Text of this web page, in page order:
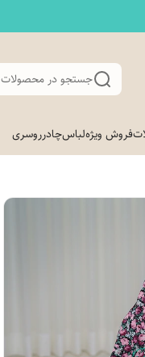
جستجو در محصولات
فروش ویژهلباسچادرروسری